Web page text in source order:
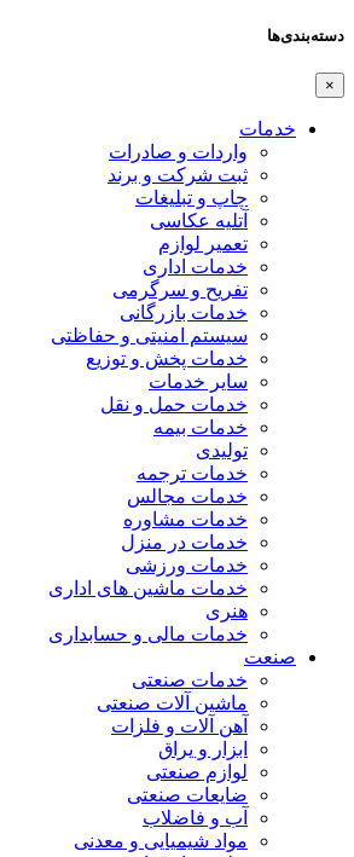
دسته‌بندی‌ها
×
خدمات
واردات و صادرات
ثبت شرکت و برند
چاپ و تبلیغات
آتلیه عکاسی
تعمیر لوازم
خدمات اداری
تفریح و سرگرمی
خدمات بازرگانی
سیستم امنیتی و حفاظتی
خدمات پخش و توزیع
سایر خدمات
خدمات حمل و نقل
خدمات بیمه
تولیدی
خدمات ترجمه
خدمات مجالس
خدمات مشاوره
خدمات در منزل
خدمات ورزشی
خدمات ماشین های اداری
هنری
خدمات مالی و حسابداری
صنعت
خدمات صنعتی
ماشین آلات صنعتی
آهن آلات و فلزات
ابزار و یراق
لوازم صنعتی
ضایعات صنعتی
آب و فاضلاب
مواد شیمیایی و معدنی